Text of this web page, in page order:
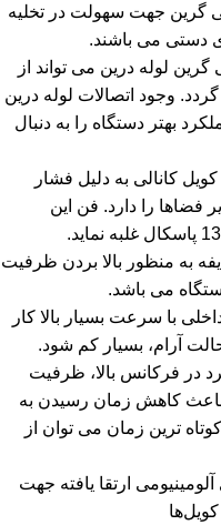
گرین جهت سهولت در تخلیه
دستی می باشند.
لوله درین می تواند از
وجود اتصالات لوله درین
بهتر دستگاه را به دنبال
کانالی به دلیل فشار
فضاها را دارد. فن این
به منظور بالا بردن ظرفیت
می باشد.
با سرعت بسیار بالا کار
آرام، بسیار کم شود.
در فرکانس بالا، ظرفیت
کاهش زمان رسیدن به
ترین زمان می توان از
ارتقا یافته جهت